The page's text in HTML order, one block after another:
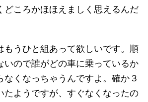
どころかほほえましく思えるんだ
もうひと組あって欲しいです。順
いので誰がどの車に乗っているか
なくなっちゃうんですよ。確か３
たようですが、すぐなくなったの